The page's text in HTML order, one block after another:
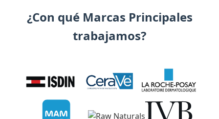
¿Con qué Marcas Principales
trabajamos?